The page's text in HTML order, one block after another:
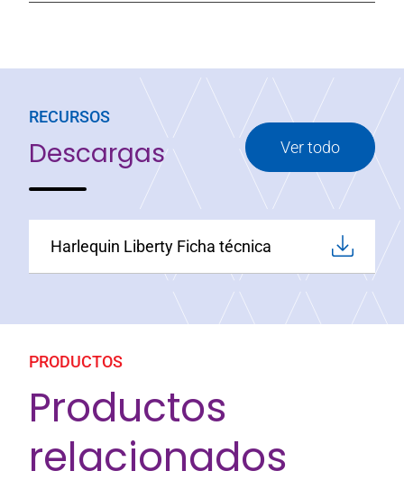
RECURSOS
Descargas Ver todo
Harlequin Liberty Ficha técnica
PRODUCTOS
Productos
relacionados